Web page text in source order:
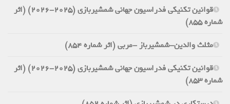
قوانین تکنیکی فدراسیون جهانی شمشیربازی (2025-2026) (اثر
شماره 855)
مثلث والدین-شمشیرباز -مربی (اثر شماره 854)
قوانین تکنیکی فدراسیون جهانی شمشیربازی (2025-2026) (اثر
شماره 853)